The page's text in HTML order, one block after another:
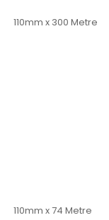
110mm x 300 Metre
110mm x 74 Metre